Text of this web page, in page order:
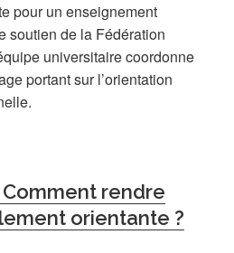
pour un enseignement
soutien de la Fédération
universitaire coordonne
portant sur l’orientation
rendre
orientante ?